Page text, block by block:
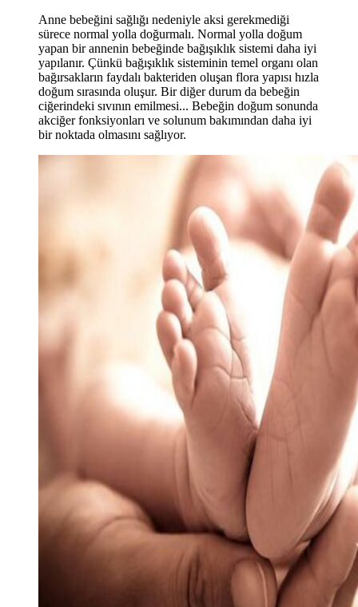
Anne bebeğini sağlığı nedeniyle aksi gerekmediği
sürece normal yolla doğurmalı. Normal yolla doğum
yapan bir annenin bebeğinde bağışıklık sistemi daha iyi
yapılanır. Çünkü bağışıklık sisteminin temel organı olan
bağırsakların faydalı bakteriden oluşan flora yapısı hızla
doğum sırasında oluşur. Bir diğer durum da bebeğin
ciğerindeki sıvının emilmesi... Bebeğin doğum sonunda
akciğer fonksiyonları ve solunum bakımından daha iyi
bir noktada olmasını sağlıyor.